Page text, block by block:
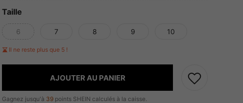
Taille
6 7 8 9 10
Il ne reste plus que 5 !
AJOUTER AU PANIER
Gagnez jusqu'à 39 points SHEIN calculés à la caisse.